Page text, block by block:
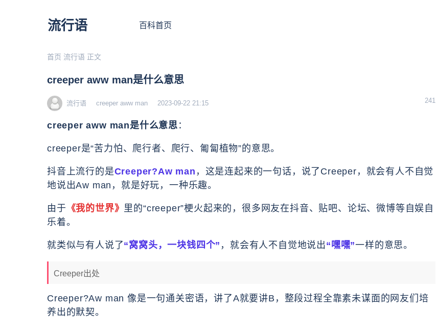
流行语 百科首页
首页 流行语 正文
creeper aww man是什么意思
流行语 creeper aww man 2023-09-22 21:15 241
creeper aww man是什么意思 ：
creeper是“苦力怕、爬行者、爬行、匍匐植物”的意思。
抖音上流行的是Creeper?Aw man ，这是连起来的一句话，说了Creeper，就会有人不自觉
地说出Aw man，就是好玩，一种乐趣。
由于 《我的世界》 里的“creeper”梗火起来的，很多网友在抖音、贴吧、论坛、微博等自娱自
乐着。
就类似与有人说了“窝窝头，一块钱四个” ，就会有人不自觉地说出“嘿嘿”一样的意思。
Creeper出处
Creeper?Aw man 像是一句通关密语，讲了A就要讲B，整段过程全靠素未谋面的网友们培
养出的默契。